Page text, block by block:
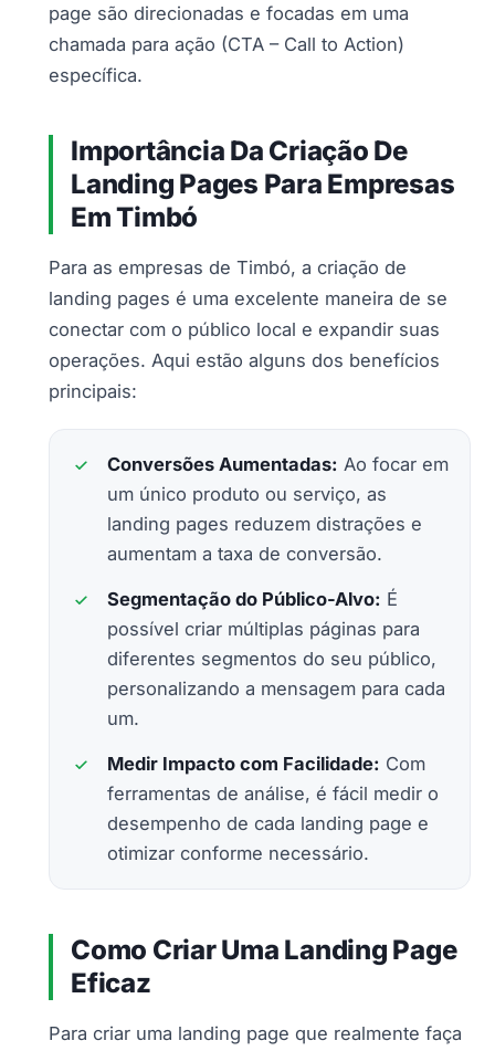
page são direcionadas e focadas em uma
chamada para ação (CTA – Call to Action)
específica.
Importância Da Criação De
Landing Pages Para Empresas
Em Timbó
Para as empresas de Timbó, a criação de
landing pages é uma excelente maneira de se
conectar com o público local e expandir suas
operações. Aqui estão alguns dos benefícios
principais:
Conversões Aumentadas: Ao focar em
um único produto ou serviço, as
landing pages reduzem distrações e
aumentam a taxa de conversão.
Segmentação do Público-Alvo: É
possível criar múltiplas páginas para
diferentes segmentos do seu público,
personalizando a mensagem para cada
um.
Medir Impacto com Facilidade: Com
ferramentas de análise, é fácil medir o
desempenho de cada landing page e
otimizar conforme necessário.
Como Criar Uma Landing Page
Eficaz
Para criar uma landing page que realmente faça